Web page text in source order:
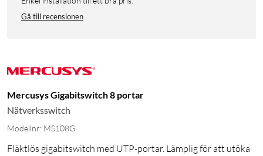
Gå till recensionen
Mercusys Gigabitswitch 8 portar
Nätverksswitch
Modellnr: MS108G
Fläktlös gigabitswitch med UTP-portar. Lämplig för att utöka